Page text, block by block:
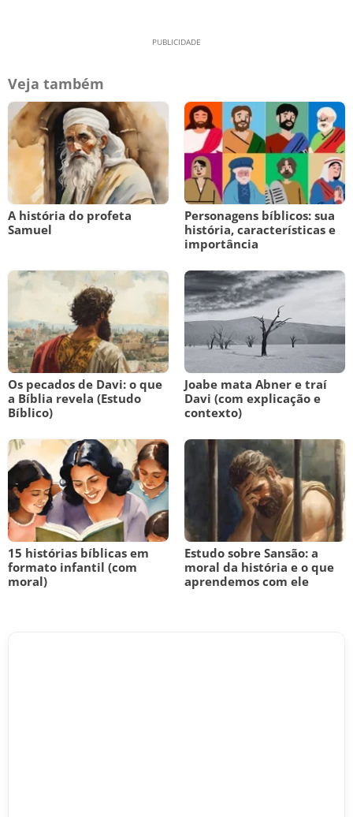
Veja também
A história do profeta
Samuel
Personagens bíblicos: sua
história, características e
importância
Os pecados de Davi: o que
a Bíblia revela (Estudo
Bíblico)
Joabe mata Abner e traí
Davi (com explicação e
contexto)
15 histórias bíblicas em
formato infantil (com
moral)
Estudo sobre Sansão: a
moral da história e o que
aprendemos com ele